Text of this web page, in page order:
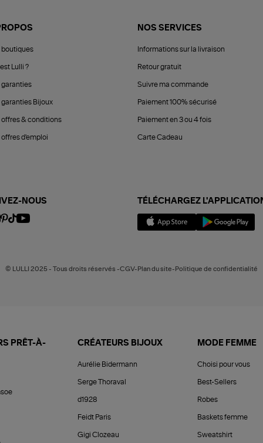
boutiques
Lulli ?
garanties
garanties Bijoux
offres & conditions
offres d'emploi
NOS SERVICES
Informations sur la livraison
Retour gratuit
Suivre ma commande
Paiement 100% sécurisé
Paiement en 3 ou 4 fois
Carte Cadeau
NOUS TÉLÉCHARGEZ
© LULLI 2025 - Tous droits réservés -CGV-Plan du site-Politique de confidentialité
PRÊT-À- CRÉATEURS BIJOUX
Aurélie Bidermann
Serge Thoraval
d1928
Feidt Paris
Gigi Clozeau
MODE FEMME
Choisi pour vous
Best-Sellers
Robes
Baskets femme
Sweatshirt